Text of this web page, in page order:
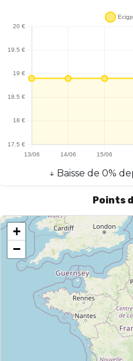
permet de minimiser les
recherche d'un appareil
↓ Baisse de 0%
Points
+
−